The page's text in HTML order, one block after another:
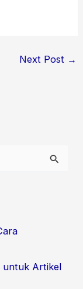
Next Post →
untuk Artikel